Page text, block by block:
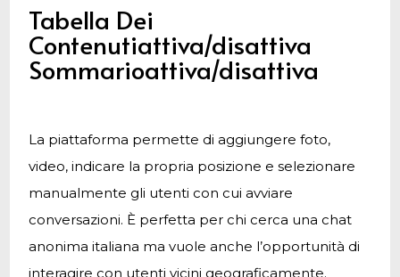
Tabella Dei
Contenutiattiva/disattiva
Sommarioattiva/disattiva
La piattaforma permette di aggiungere foto,
video, indicare la propria posizione e selezionare
manualmente gli utenti con cui avviare
conversazioni. È perfetta per chi cerca una chat
anonima italiana ma vuole anche l’opportunità di
interagire con utenti vicini geograficamente.